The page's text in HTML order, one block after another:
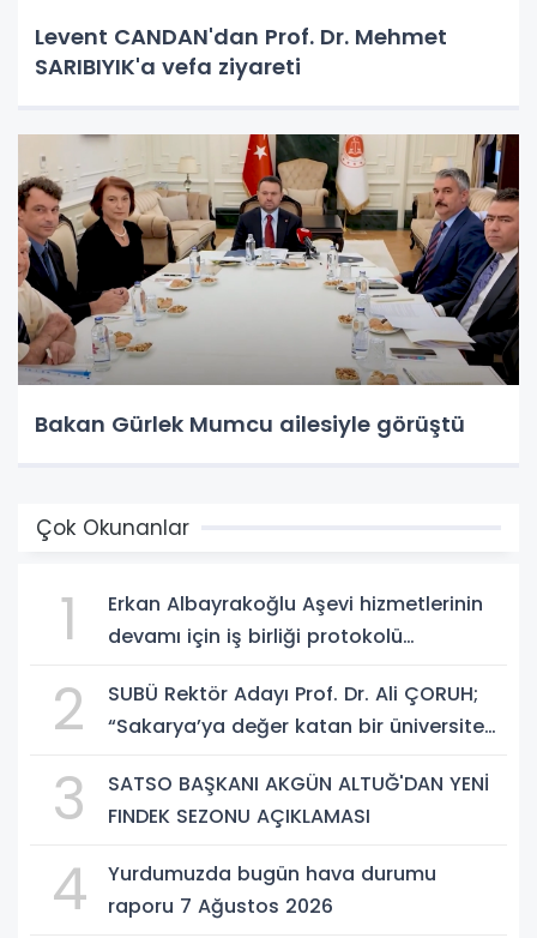
Levent CANDAN'dan Prof. Dr. Mehmet
SARIBIYIK'a vefa ziyareti
Bakan Gürlek Mumcu ailesiyle görüştü
Çok Okunanlar
1
Erkan Albayrakoğlu Aşevi hizmetlerinin
devamı için iş birliği protokolü
2
SUBÜ Rektör Adayı Prof. Dr. Ali ÇORUH;
“Sakarya’ya değer katan bir üniversite
3
SATSO BAŞKANI AKGÜN ALTUĞ'DAN YENİ
FINDEK SEZONU AÇIKLAMASI
4
Yurdumuzda bugün hava durumu
raporu 7 Ağustos 2026